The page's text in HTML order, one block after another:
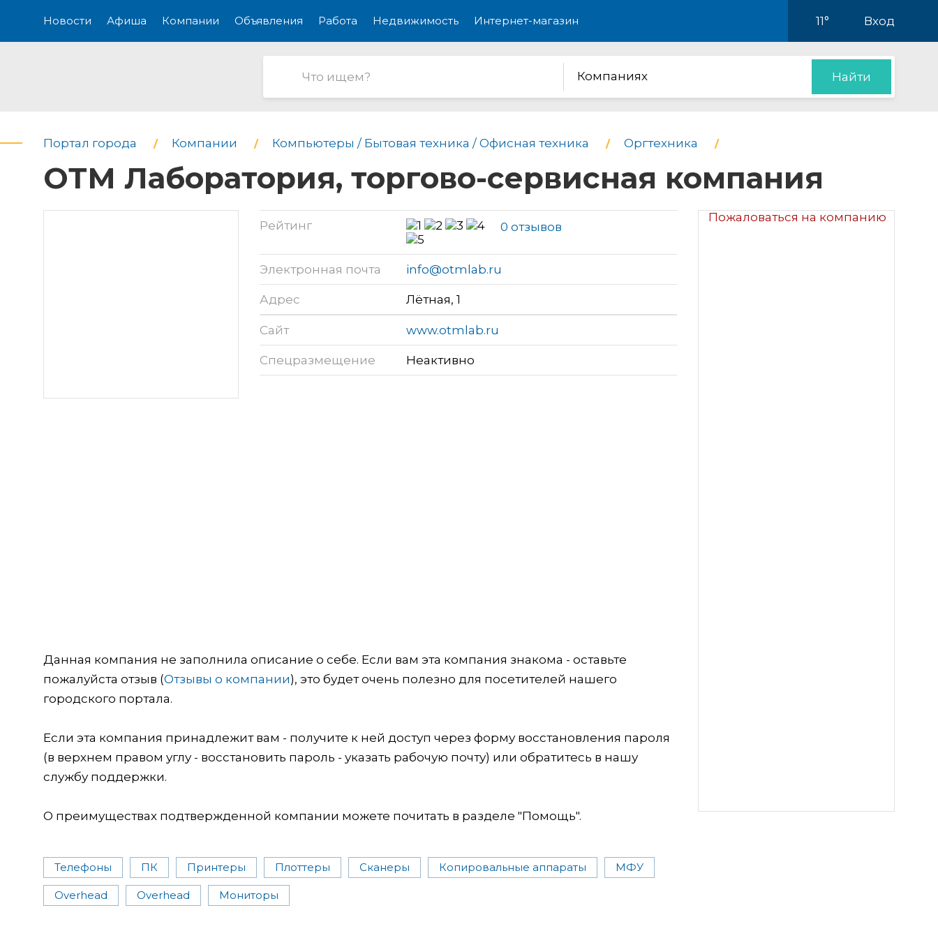
Новости Афиша Компании Объявления Работа Недвижимость Интернет-магазин 11° Вход
Компаниях Найти
Портал города Компании Компьютеры / Бытовая техника / Офисная техника Оргтехника
ОТМ Лаборатория, торгово-сервисная компания
Пожаловаться на компанию
Рейтинг 0 отзывов
Электронная почта info@otmlab.ru
Адрес Лётная, 1
Сайт www.otmlab.ru
Спецразмещение Неактивно
Данная компания не заполнила описание о себе. Если вам эта компания знакома - оставьте
пожалуйста отзыв (Отзывы о компании), это будет очень полезно для посетителей нашего
городского портала.
Если эта компания принадлежит вам - получите к ней доступ через форму восстановления пароля
(в верхнем правом углу - восстановить пароль - указать рабочую почту) или обратитесь в нашу
службу поддержки.
О преимуществах подтвержденной компании можете почитать в разделе "Помощь".
Телефоны ПК Принтеры Плоттеры Сканеры Копировальные аппараты МФУ
Overhead Overhead Мониторы